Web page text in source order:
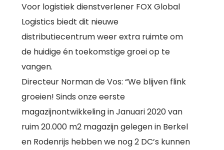
Voor logistiek dienstverlener FOX Global
Logistics biedt dit nieuwe
distributiecentrum weer extra ruimte om
de huidige én toekomstige groei op te
vangen.
Directeur Norman de Vos: “We blijven flink
groeien! Sinds onze eerste
magazijnontwikkeling in Januari 2020 van
ruim 20.000 m2 magazijn gelegen in Berkel
en Rodenrijs hebben we nog 2 DC’s kunnen